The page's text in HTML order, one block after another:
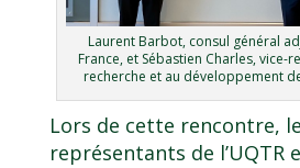
Laurent Barbot, consul général
France, et Sébastien Charles, vice-
recherche et au développement de
Lors de cette rencontre,
représentants de l’UQTR